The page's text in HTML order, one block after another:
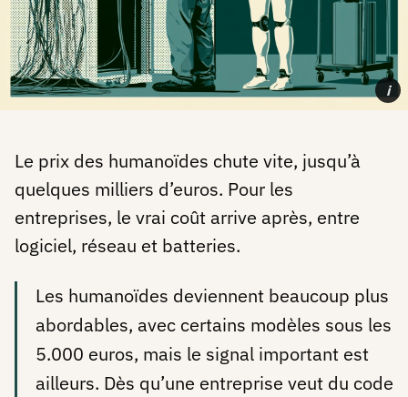
i
Le prix des humanoïdes chute vite, jusqu’à
quelques milliers d’euros. Pour les
entreprises, le vrai coût arrive après, entre
logiciel, réseau et batteries.
Les humanoïdes deviennent beaucoup plus
abordables, avec certains modèles sous les
5.000 euros, mais le signal important est
ailleurs. Dès qu’une entreprise veut du code